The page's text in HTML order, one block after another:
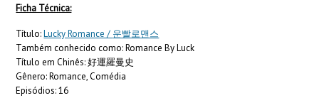
Ficha Técnica:
Título:Lucky Romance / 운빨로맨스
Também conhecido como: Romance By Luck
Título em Chinês: 好運羅曼史
Gênero: Romance, Comédia
Episódios: 16